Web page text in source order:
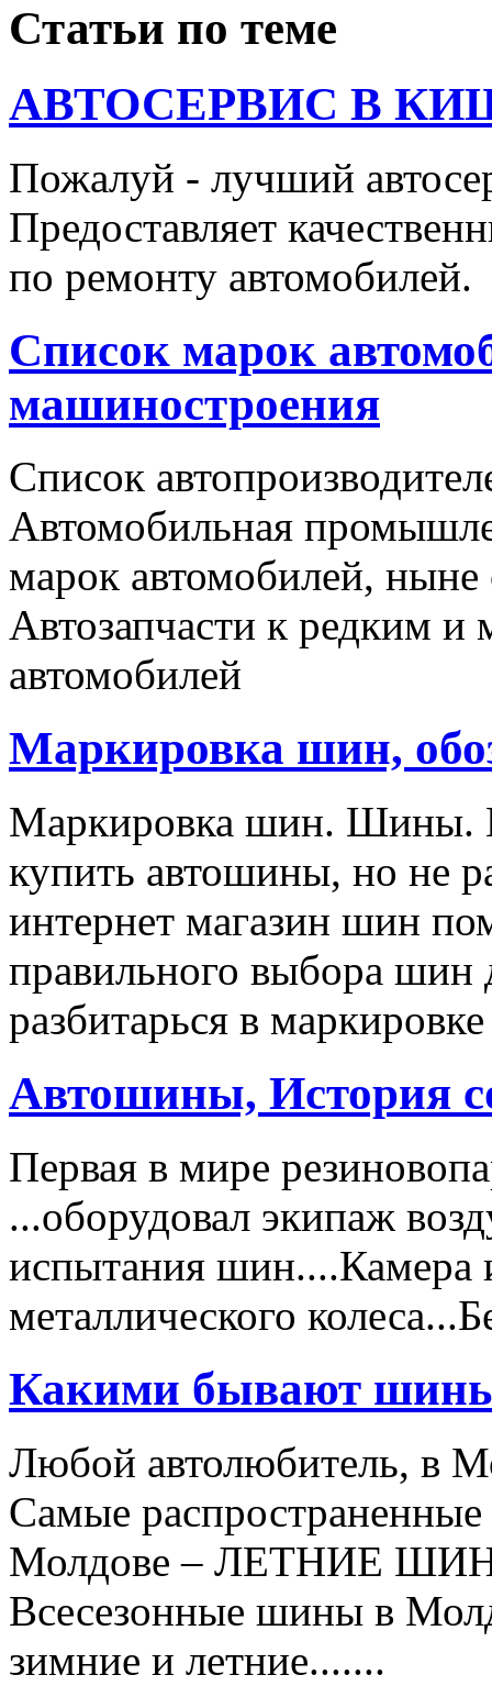
Статьи по теме
АВТОСЕРВИС В
Пожалуй - лучший
Предоставляет
по ремонту автомобилей.
Список марок
машиностроения
Список
Автомобильная
марок автомобилей,
Автозапчасти к редким
автомобилей
Маркировка шин,
Маркировка шин. Шины.
купить автошины, но не
интернет магазин шин
правильного выбора шин
разбитарься в
Автошины, История
Первая в мире
...оборудовал экипаж
испытания шин....Камера
металлического
Какими бывают
Любой автолюбитель, в
Самые
Молдове – ЛЕТНИЕ
Всесезонные шины в
зимние и летние.......